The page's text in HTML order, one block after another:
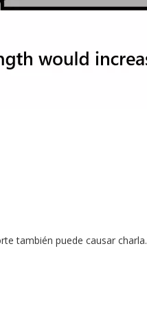
también puede causar charla.